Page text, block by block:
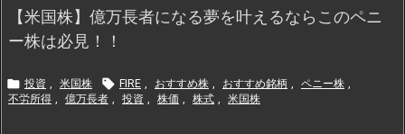
【米国株】億万長者になる夢を叶えるならこのペニ
ー株は必見！！
 投資 , 米国株  FIRE , おすすめ株 , おすすめ銘柄 , ペニー株 ,
不労所得 , 億万長者 , 投資 , 株価 , 株式 , 米国株